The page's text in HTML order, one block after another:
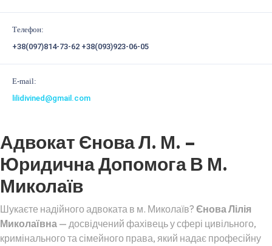
Телефон:
+38(097)814-73-62 +38(093)923-06-05
E-mail:
lilidivined@gmail.com
Адвокат Єнова Л. М. –
Юридична Допомога В М.
Миколаїв
Шукаєте надійного адвоката в м. Миколаїв? Єнова Лілія
Миколаївна — досвідчений фахівець у сфері цивільного,
кримінального та сімейного права, який надає професійну